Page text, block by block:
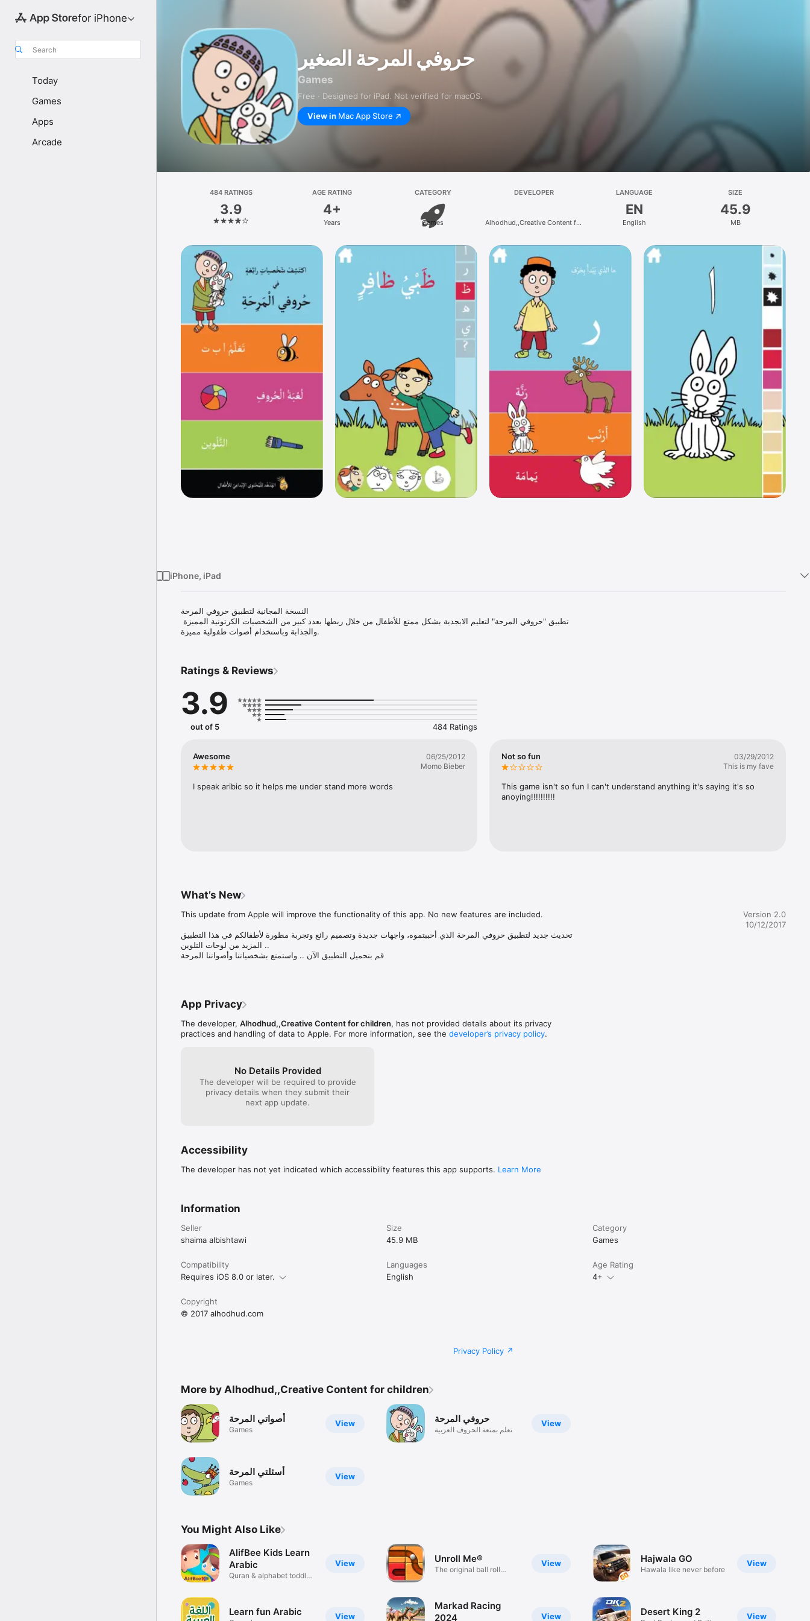
for iPhone
Search
Today
Games
Apps
Arcade
حروفي المرحة الصغير
Games
Free · Designed for iPad. Not verified for macOS.
View in Mac App Store
484 RATINGS
3.9
AGE RATING
4+
Years
CATEGORY
Games
DEVELOPER
Alhodhud,,Creative Content for
LANGUAGE
EN
English
SIZE
45.9
MB
iPhone, iPad
النسخة المجانية لتطبيق حروفي المرحة
تطبيق "حروفي المرحة" لتعليم الابجدية بشكل ممتع للأطفال من خلال ربطها بعدد كبير من الشخصيات الكرتونية المميزة
والجذابة وباستخدام أصوات طفولية مميزة.
Ratings & Reviews
3.9
out of 5 484 Ratings
Awesome
06/25/2012
Momo Bieber
I speak aribic so it helps me under stand more words
Not so fun
03/29/2012
This is my fave
This game isn't so fun I can't understand anything it's saying it's so
anoying!!!!!!!!!!
What’s New
This update from Apple will improve the functionality of this app. No new features are included.
تحديث جديد لتطبيق حروفي المرحة الذي أحببتموه، واجهات جديدة وتصميم رائع وتجربة مطورة لأطفالكم في هذا التطبيق
المزيد من لوحات التلوين ..
قم بتحميل التطبيق الآن .. واستمتع بشخصياتنا وأصواتنا المرحة
Version 2.0
10/12/2017
App Privacy
The developer, Alhodhud,,Creative Content for children, has not provided details about its privacy
practices and handling of data to Apple. For more information, see the developer’s privacy policy.
No Details Provided
The developer will be required to provide
privacy details when they submit their
next app update.
Accessibility
The developer has not yet indicated which accessibility features this app supports. Learn More
Information
Seller
shaima albishtawi
Size
45.9 MB
Category
Games
Compatibility
Requires iOS 8.0 or later.
Languages
English
Age Rating
4+
Copyright
© 2017 alhodhud.com
Privacy Policy
More by Alhodhud,,Creative Content for children
View أصواتي المرحة
Games
View أسئلتي المرحة
Games
View حروفي المرحة
تعلم بمتعة الحروف العربية
You Might Also Like
View
AlifBee Kids Learn
Arabic
Quran & alphabet toddler
View
Learn fun Arabic
View
Unroll Me®
The original ball roll
View
Markad Racing
2024
View
Hajwala GO
Hawala like never before
View
Desert King 2